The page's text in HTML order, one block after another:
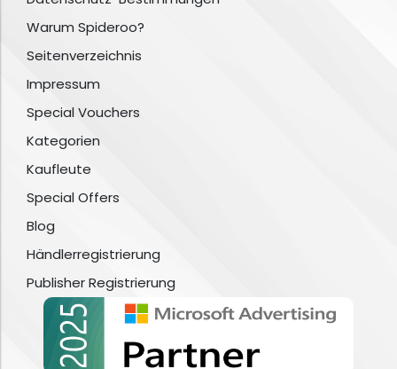
Warum Spideroo?
Seitenverzeichnis
Impressum
Special Vouchers
Kategorien
Kaufleute
Special Offers
Blog
Händlerregistrierung
Publisher Registrierung